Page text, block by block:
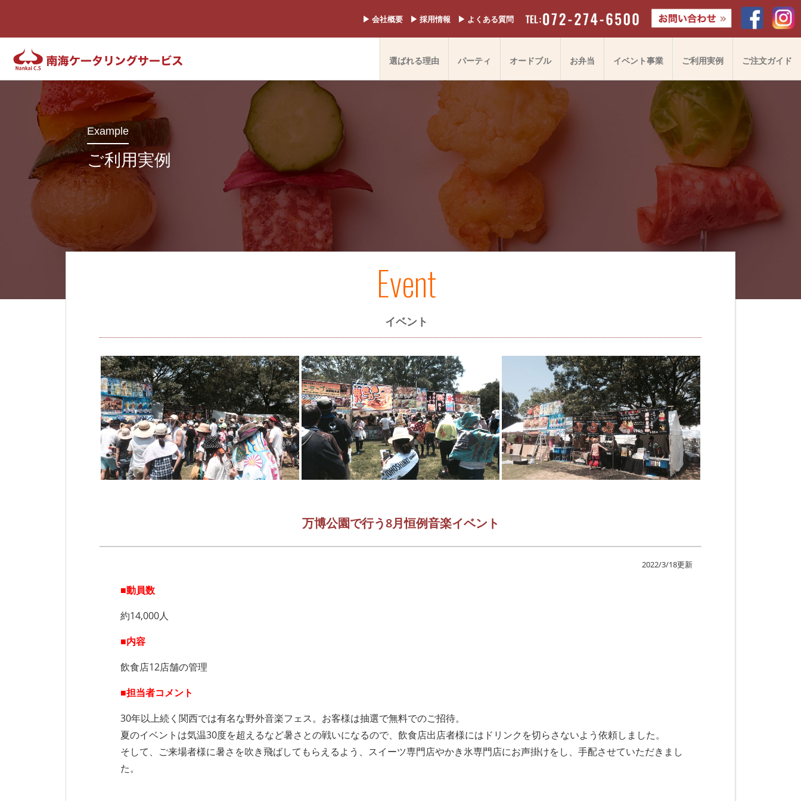
▶︎ 会社概要 ▶︎ 採用情報 ▶︎ よくある質問
選ばれる理由 パーティ オードブル お弁当 イベント事業 ご利用実例 ご注文ガイド
Example
ご利用実例
Event
イベント
万博公園で行う8月恒例音楽イベント
2022/3/18更新
■動員数
約14,000人
■内容
飲食店12店舗の管理
■担当者コメント
30年以上続く関西では有名な野外音楽フェス。お客様は抽選で無料でのご招待。
夏のイベントは気温30度を超えるなど暑さとの戦いになるので、飲食店出店者様にはドリンクを切らさないよう依頼しました。
そして、ご来場者様に暑さを吹き飛ばしてもらえるよう、スイーツ専門店やかき氷専門店にお声掛けをし、手配させていただきまし
た。